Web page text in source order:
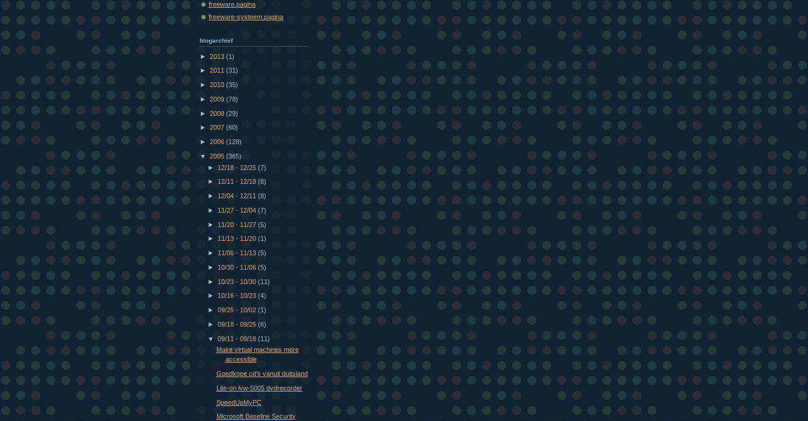
freeware.pagina
freeware-systeem.pagina
blogarchief
► 2013 (1)
► 2011 (31)
► 2010 (35)
► 2009 (78)
► 2008 (29)
► 2007 (60)
► 2006 (128)
▼ 2005 (365)
► 12/18 - 12/25(7)
► 12/11 - 12/18(8)
► 12/04 - 12/11(8)
► 11/27 - 12/04(7)
► 11/20 - 11/27(5)
► 11/13 - 11/20(1)
► 11/06 - 11/13(5)
► 10/30 - 11/06(5)
► 10/23 - 10/30(11)
► 10/16 - 10/23(4)
►09/25 - 10/02(1)
►09/18 - 09/25(6)
▼09/11 - 09/18(11)
Make virtual machines more
accessible
Goedkope cd's vanuit duitsland
Lite-on lvw-5005 dvdrecorder
SpeedUpMyPC
Microsoft Baseline Security